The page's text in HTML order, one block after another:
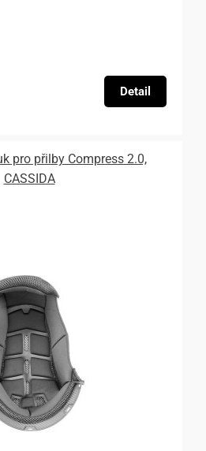
Detail
pro přilby Compress 2.0,
CASSIDA